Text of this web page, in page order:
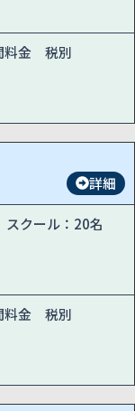
料金 税別
詳細
スクール：20名
料金 税別